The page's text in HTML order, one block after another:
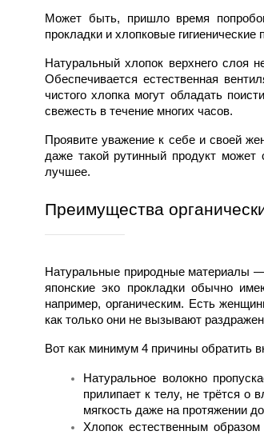
Может быть, пришло время
прокладки и хлопковые гигиенические
Натуральный хлопок верхнего слоя
Обеспечивается естественная
чистого хлопка могут обладать
свежесть в течение многих часов.
Проявите уважение к себе и своей
даже такой рутинный продукт
лучшее.
Преимущества
Натуральные природные материалы
японские эко прокладки обычно
например, органическим. Есть
как только они не вызывают
Вот как минимум 4 причины обратить
Натуральное волокно
прилипает к телу, не трётся о
мягкость даже на протяжении
Хлопок естественным